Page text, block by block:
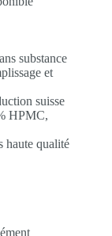
substance
et
suisse
HPMC,
haute qualité